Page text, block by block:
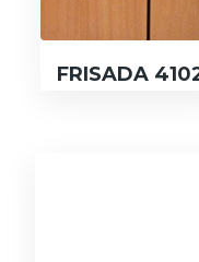
FRISADA